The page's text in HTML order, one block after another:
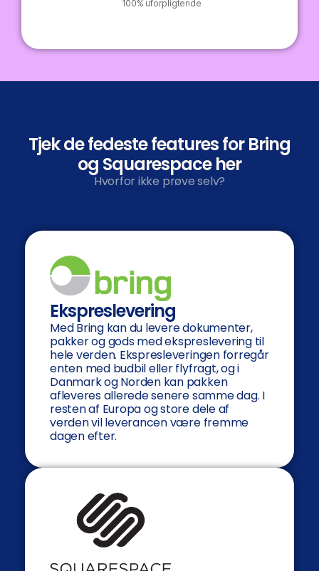
100% uforpligtende
Tjek de fedeste features for Bring
og Squarespace her
Hvorfor ikke prøve selv?
Ekspreslevering
Med Bring kan du levere dokumenter,
pakker og gods med ekspreslevering til
hele verden. Ekspresleveringen forregår
enten med budbil eller flyfragt, og i
Danmark og Norden kan pakken
afleveres allerede senere samme dag. I
resten af Europa og store dele af
verden vil leverancen være fremme
dagen efter.